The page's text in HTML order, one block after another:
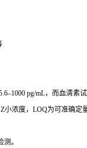
pg/mL，而血清素试
浓度，LOQ为可准确定
。